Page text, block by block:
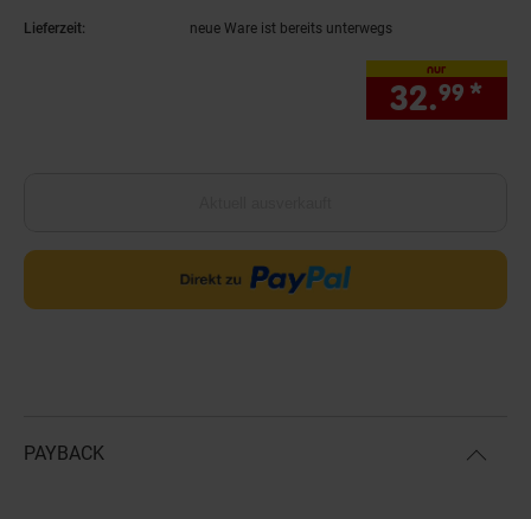
Lieferzeit: neue Ware ist bereits unterwegs
nur
32.99 *
PAYBACK